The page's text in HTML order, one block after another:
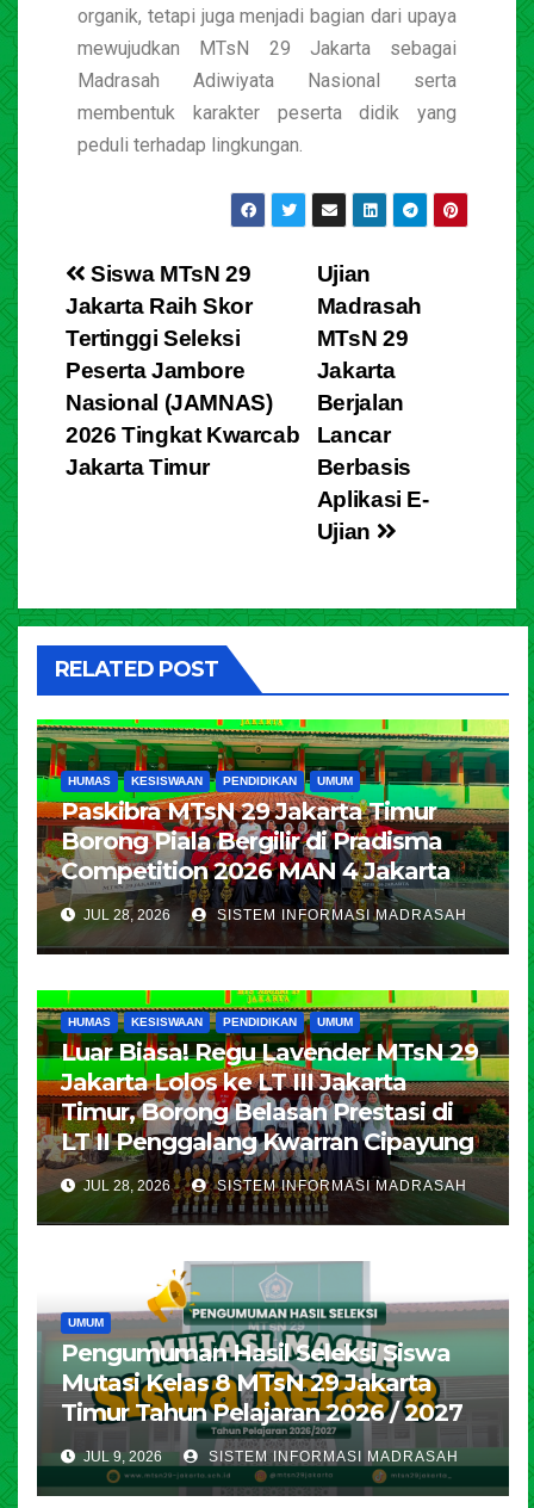
organik, tetapi juga menjadi bagian dari upaya
mewujudkan MTsN 29 Jakarta sebagai
Madrasah Adiwiyata Nasional serta
membentuk karakter peserta didik yang
peduli terhadap lingkungan.
Ujian
Madrasah
MTsN 29
Jakarta
Berjalan
Lancar
Berbasis
Aplikasi E-
Ujian
Siswa MTsN 29
Jakarta Raih Skor
Tertinggi Seleksi
Peserta Jambore
Nasional (JAMNAS)
2026 Tingkat Kwarcab
Jakarta Timur
RELATED POST
HUMAS KESISWAAN PENDIDIKAN UMUM
Paskibra MTsN 29 Jakarta Timur
Borong Piala Bergilir di Pradisma
Competition 2026 MAN 4 Jakarta
JUL 28, 2026 SISTEM INFORMASI MADRASAH
HUMAS KESISWAAN PENDIDIKAN UMUM
Luar Biasa! Regu Lavender MTsN 29
Jakarta Lolos ke LT III Jakarta
Timur, Borong Belasan Prestasi di
LT II Penggalang Kwarran Cipayung
JUL 28, 2026 SISTEM INFORMASI MADRASAH
UMUM
Pengumuman Hasil Seleksi Siswa
Mutasi Kelas 8 MTsN 29 Jakarta
Timur Tahun Pelajaran 2026 / 2027
JUL 9, 2026 SISTEM INFORMASI MADRASAH